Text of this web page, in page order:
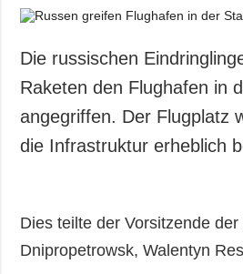
der Ukraine
Politik
Wirtschaft
Militär
Gesellschaft und
Kriminalität
Notstand und
Die russischen
Raketen den Flughafen in
angegriffen. Der Flugplatz
die Infrastruktur erheblich
Dies teilte der Vorsitzende
Dnipropetrowsk, Walentyn